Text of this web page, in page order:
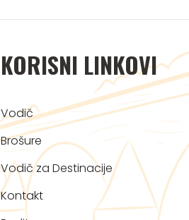
KORISNI LINKOVI
Vodič
Brošure
Vodič za Destinacije
Kontakt